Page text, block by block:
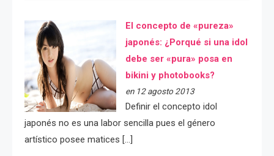
El concepto de «pureza»
japonés: ¿Porqué si una idol
debe ser «pura» posa en
bikini y photobooks?
en 12 agosto 2013
Definir el concepto idol
japonés no es una labor sencilla pues el género
artístico posee matices […]